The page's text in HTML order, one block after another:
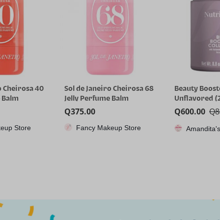
Cheirosa 68
Balm
Store
Beauty Booster Collagen –
Unflavored (250gr)
Q600.00
Amandita's Variedades
RG35XX H,
juegos
Anbernic
64GTF,
dual, pantalla
Q1,115.85
CPX